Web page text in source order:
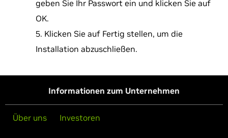
geben Sie Ihr Passwort ein und klicken Sie auf
OK.
Klicken Sie auf Fertig stellen, um die
Installation abzuschließen.
Informationen zum Unternehmen
Über uns Investoren